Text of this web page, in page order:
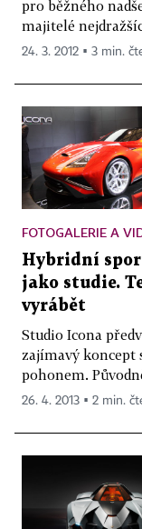
pro běžného
majitelé
24. 3. 2012 ▪ 3 min.
FOTOGALERIE A
Hybridní
jako studie.
vyrábět
Studio Icona
zajímavý
pohonem.
26. 4. 2013 ▪ 2 min.